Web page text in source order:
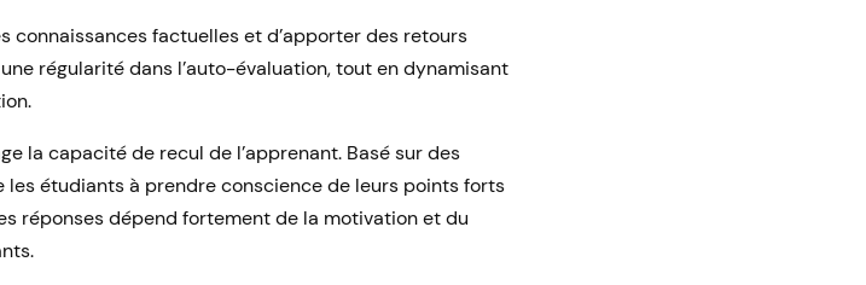
connaissances factuelles et d’apporter des retours
régularité dans l’auto-évaluation, tout en dynamisant
la capacité de recul de l’apprenant. Basé sur des
les étudiants à prendre conscience de leurs points forts
réponses dépend fortement de la motivation et du